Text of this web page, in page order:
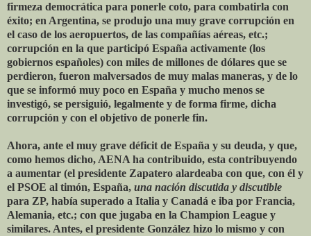
firmeza democrática para ponerle coto, para combatirla con
éxito; en Argentina, se produjo una muy grave corrupción en
el caso de los aeropuertos, de las compañías aéreas, etc.;
corrupción en la que participó España activamente (los
gobiernos españoles) con miles de millones de dólares que se
perdieron, fueron malversados de muy malas maneras, y de lo
que se informó muy poco en España y mucho menos se
investigó, se persiguió, legalmente y de forma firme, dicha
corrupción y con el objetivo de ponerle fin.
Ahora, ante el muy grave déficit de España y su deuda, y que,
como hemos dicho, AENA ha contribuido, esta contribuyendo
a aumentar (el presidente Zapatero alardeaba con que, con él y
el PSOE al timón, España, una nación discutida y discutible
para ZP, había superado a Italia y Canadá e iba por Francia,
Alemania, etc.; con que jugaba en la Champion League y
similares. Antes, el presidente González hizo lo mismo y con